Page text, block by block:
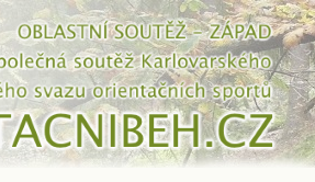
Přejít k hlavnímu obsahu